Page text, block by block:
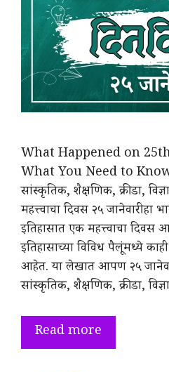
What Happened on
What You Need to
सांस्कृतिक, शैक्षणिक, क्रीडा,
महत्त्वाचा दिवस २५ जानेवारी हा
इतिहासात एक महत्त्वाचा दिवस
इतिहासाच्या विविध पैलूंमध्ये
आहेत. या लेखात आपण २५
सांस्कृतिक, शैक्षणिक, क्रीडा,
Read more